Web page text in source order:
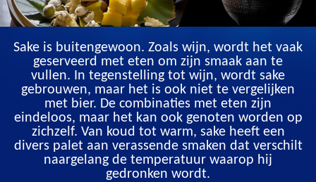
Sake is buitengewoon. Zoals wijn, wordt het vaak
geserveerd met eten om zijn smaak aan te
vullen. In tegenstelling tot wijn, wordt sake
gebrouwen, maar het is ook niet te vergelijken
met bier. De combinaties met eten zijn
eindeloos, maar het kan ook genoten worden op
zichzelf. Van koud tot warm, sake heeft een
divers palet aan verassende smaken dat verschilt
naargelang de temperatuur waarop hij
gedronken wordt.